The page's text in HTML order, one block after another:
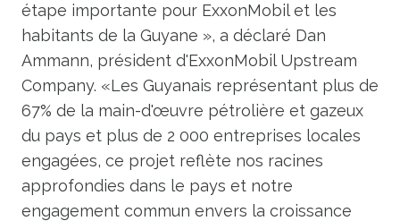
étape importante pour ExxonMobil et les
habitants de la Guyane », a déclaré Dan
Ammann, président d'ExxonMobil Upstream
Company. «Les Guyanais représentant plus de
67% de la main-d'œuvre pétrolière et gazeux
du pays et plus de 2 000 entreprises locales
engagées, ce projet reflète nos racines
approfondies dans le pays et notre
engagement commun envers la croissance